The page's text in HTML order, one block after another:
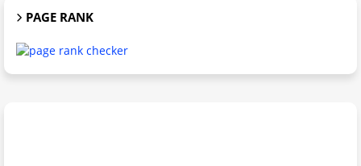
PAGE RANK